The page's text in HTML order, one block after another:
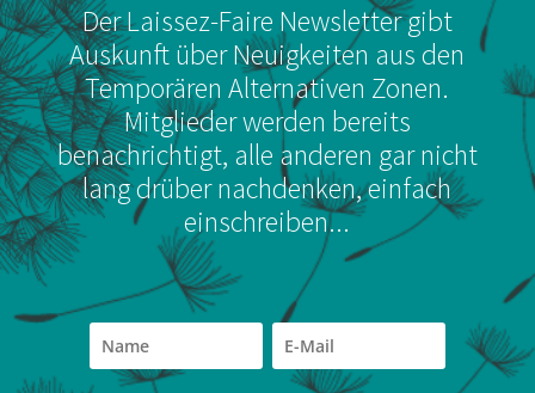
Der Laissez-Faire Newsletter gibt
Auskunft über Neuigkeiten aus den
Temporären Alternativen Zonen.
Mitglieder werden bereits
benachrichtigt, alle anderen gar nicht
lang drüber nachdenken, einfach
einschreiben...